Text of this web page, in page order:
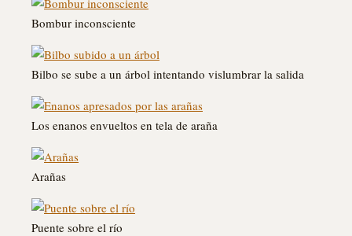
Bombur inconsciente
Bilbo se sube a un árbol intentando vislumbrar la salida
Los enanos envueltos en tela de araña
Arañas
Puente sobre el río